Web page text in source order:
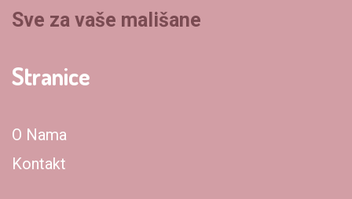
Sve za vaše mališane
Stranice
O Nama
Kontakt